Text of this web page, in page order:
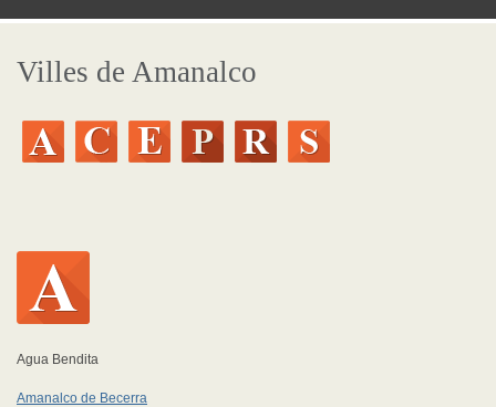
Villes de Amanalco
Agua Bendita
Amanalco de Becerra